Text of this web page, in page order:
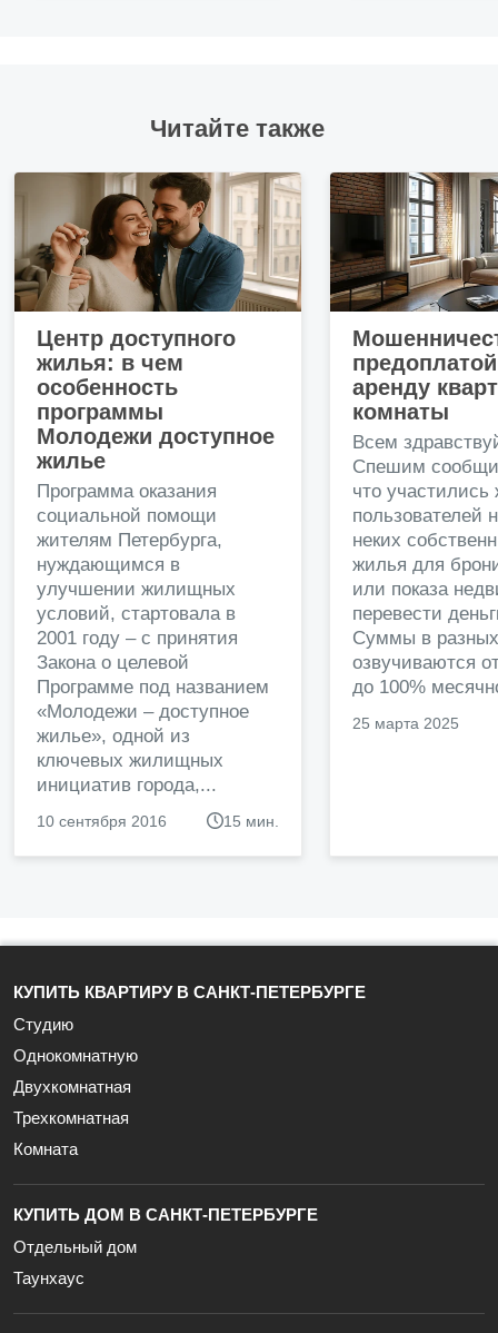
Читайте также
Центр доступного
жилья: в чем
особенность
программы
Молодежи доступное
жилье
Программа оказания
социальной помощи
жителям Петербурга,
нуждающимся в
улучшении жилищных
условий, стартовала в
2001 году – с принятия
Закона о целевой
Программе под названием
«Молодежи – доступное
жилье», одной из
ключевых жилищных
инициатив города,...
10 сентября 2016 15 мин.
аренду
комнаты
Всем
Спешим
что
пользователей
неких
жилья для
или показа
перевести
Суммы в
озвучиваются
до 100%
25 марта 2025
КУПИТЬ КВАРТИРУ В САНКТ-ПЕТЕРБУРГЕ
Студию
Однокомнатную
Двухкомнатная
Трехкомнатная
Комната
КУПИТЬ ДОМ В САНКТ-ПЕТЕРБУРГЕ
Отдельный дом
Таунхаус